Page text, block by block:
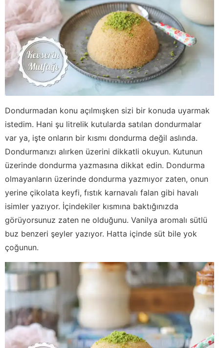
Dondurmadan konu açılmışken sizi bir konuda uyarmak
istedim. Hani şu litrelik kutularda satılan dondurmalar
var ya, işte onların bir kısmı dondurma değil aslında.
Dondurmanızı alırken üzerini dikkatli okuyun. Kutunun
üzerinde dondurma yazmasına dikkat edin. Dondurma
olmayanların üzerinde dondurma yazmıyor zaten, onun
yerine çikolata keyfi, fıstık karnavalı falan gibi havalı
isimler yazıyor. İçindekiler kısmına baktığınızda
görüyorsunuz zaten ne olduğunu. Vanilya aromalı sütlü
buz benzeri şeyler yazıyor. Hatta içinde süt bile yok
çoğunun.